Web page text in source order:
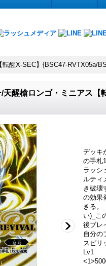
醒X-SEC】{BSC47-RVTX05a/
醒槍ロンゴ・ミニアス
デッキ
の手札
ラッシ
ルティ
き破壊
の効果
きる。
い)_こ
後ブレ
自分の
スピリ
Lv1